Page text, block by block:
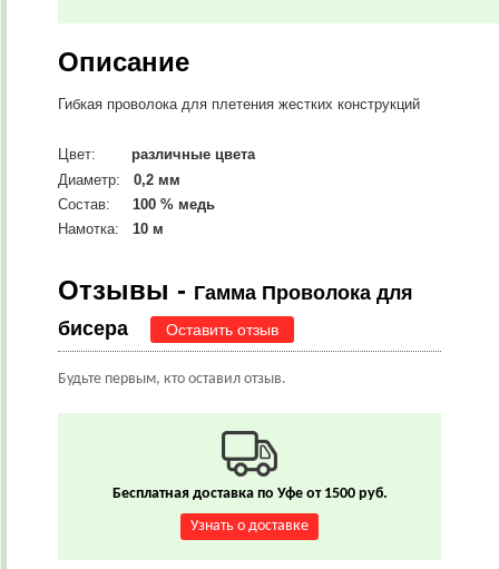
Описание
Гибкая проволока для плетения жестких конструкций
Цвет:
различные цвета
Диаметр:
0,2 мм
Состав: 100 % медь
Намотка: 10 м
Отзывы - Гамма Проволока для
бисера
Оставить отзыв
Будьте первым, кто оставил отзыв.
Бесплатная доставка по Уфе от 1500 руб.
Узнать о доставке